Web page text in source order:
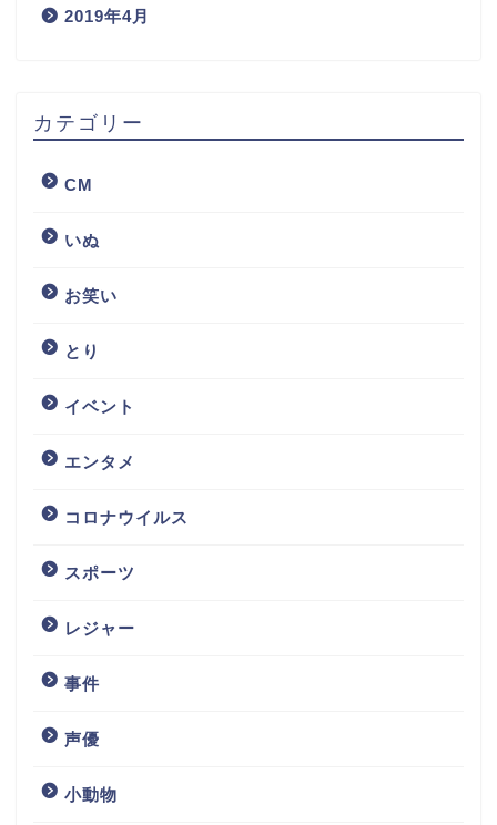
2019年4月
カテゴリー
CM
いぬ
お笑い
とり
イベント
エンタメ
コロナウイルス
スポーツ
レジャー
事件
声優
小動物